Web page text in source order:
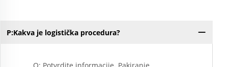
P:Kakva je logistička procedura?